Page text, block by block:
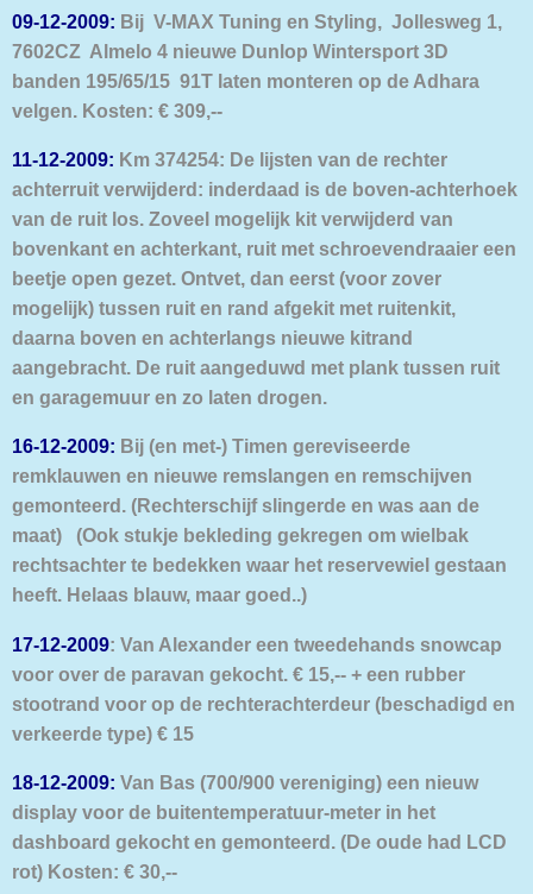
09-12-2009: Bij V-MAX Tuning en Styling, Jollesweg 1,
7602CZ Almelo 4 nieuwe Dunlop Wintersport 3D
banden 195/65/15 91T laten monteren op de Adhara
velgen. Kosten: € 309,--
11-12-2009: Km 374254: De lijsten van de rechter
achterruit verwijderd: inderdaad is de boven-achterhoek
van de ruit los. Zoveel mogelijk kit verwijderd van
bovenkant en achterkant, ruit met schroevendraaier een
beetje open gezet. Ontvet, dan eerst (voor zover
mogelijk) tussen ruit en rand afgekit met ruitenkit,
daarna boven en achterlangs nieuwe kitrand
aangebracht. De ruit aangeduwd met plank tussen ruit
en garagemuur en zo laten drogen.
16-12-2009: Bij (en met-) Timen gereviseerde
remklauwen en nieuwe remslangen en remschijven
gemonteerd. (Rechterschijf slingerde en was aan de
maat)
(Ook stukje bekleding gekregen om wielbak
rechtsachter te bedekken waar het reservewiel gestaan
heeft. Helaas blauw, maar goed..)
17-12-2009: Van Alexander een tweedehands snowcap
voor over de paravan gekocht. € 15,-- + een rubber
stootrand voor op de rechterachterdeur (beschadigd en
verkeerde type) € 15
18-12-2009: Van Bas (700/900 vereniging) een nieuw
display voor de buitentemperatuur-meter in het
dashboard gekocht en gemonteerd. (De oude had LCD
rot) Kosten: € 30,--